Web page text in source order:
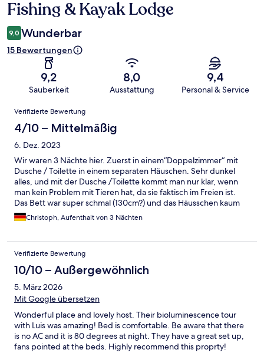
Fishing & Kayak Lodge
9,0 Wunderbar
15 Bewertungen
9,2
Sauberkeit
8,0
Ausstattung
9,4
Personal & Service
Bewertungen
Verifizierte Bewertung
4/10 – Mittelmäßig
6. Dez. 2023
Wir waren 3 Nächte hier. Zuerst in einem“Doppelzimmer“ mit
Dusche / Toilette in einem separaten Häuschen. Sehr dunkel
alles, und mit der Dusche /Toilette kommt man nur klar, wenn
man kein Problem mit Tieren hat, da sie faktisch im Freien ist.
Das Bett war super schmal (130cm?) und das Häusschen kaum
grösser- für 90 Dollar total überteuert. Dann sind wir in das Haus
umgezogen, das man nur komplett mieten kann für 160 Dollar
muss das Haus verlassen. Die Zimmer waren grösser aber auch
eher dunkel und ein Moskitonetz ist sehr zu empfehlen. Das
Frühstück war etwas lieblos. Wenig Früchte, Eier, Brot. Wir
haben Kajaks gemietet und eine organisierte Biolumineszenz
Tour gebucht. War beides super und das scheint auch klar das
Hauptbusiness der Norweger zu sein.
Christoph, Aufenthalt von 3 Nächten
Verifizierte Bewertung
10/10 – Außergewöhnlich
5. März 2026
Mit Google übersetzen
Wonderful place and lovely host. Their bioluminescence tour
with Luis was amazing! Bed is comfortable. Be aware that there
is no AC and it is 80 degrees at night. They have a great set up,
fans pointed at the beds. Highly recommend this proprty!